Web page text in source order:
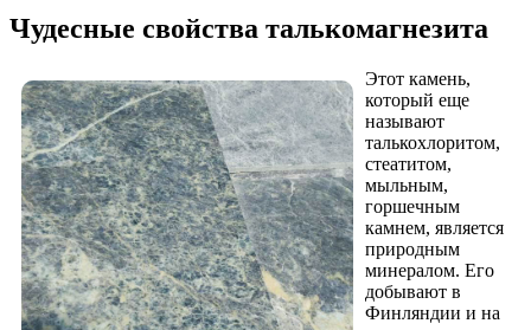
Чудесные свойства талькомагнезита
Этот камень,
который еще
называют
талькохлоритом,
стеатитом,
мыльным,
горшечным
камнем, является
природным
минералом. Его
добывают в
Финляндии и на